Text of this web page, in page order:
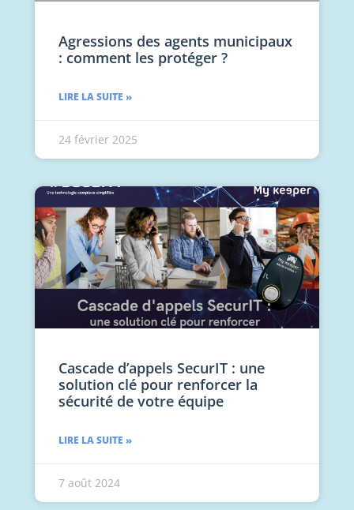
Agressions des agents municipaux
: comment les protéger ?
LIRE LA SUITE »
24 février 2025
Cascade d’appels SecurIT : une
solution clé pour renforcer la
sécurité de votre équipe
LIRE LA SUITE »
7 août 2024